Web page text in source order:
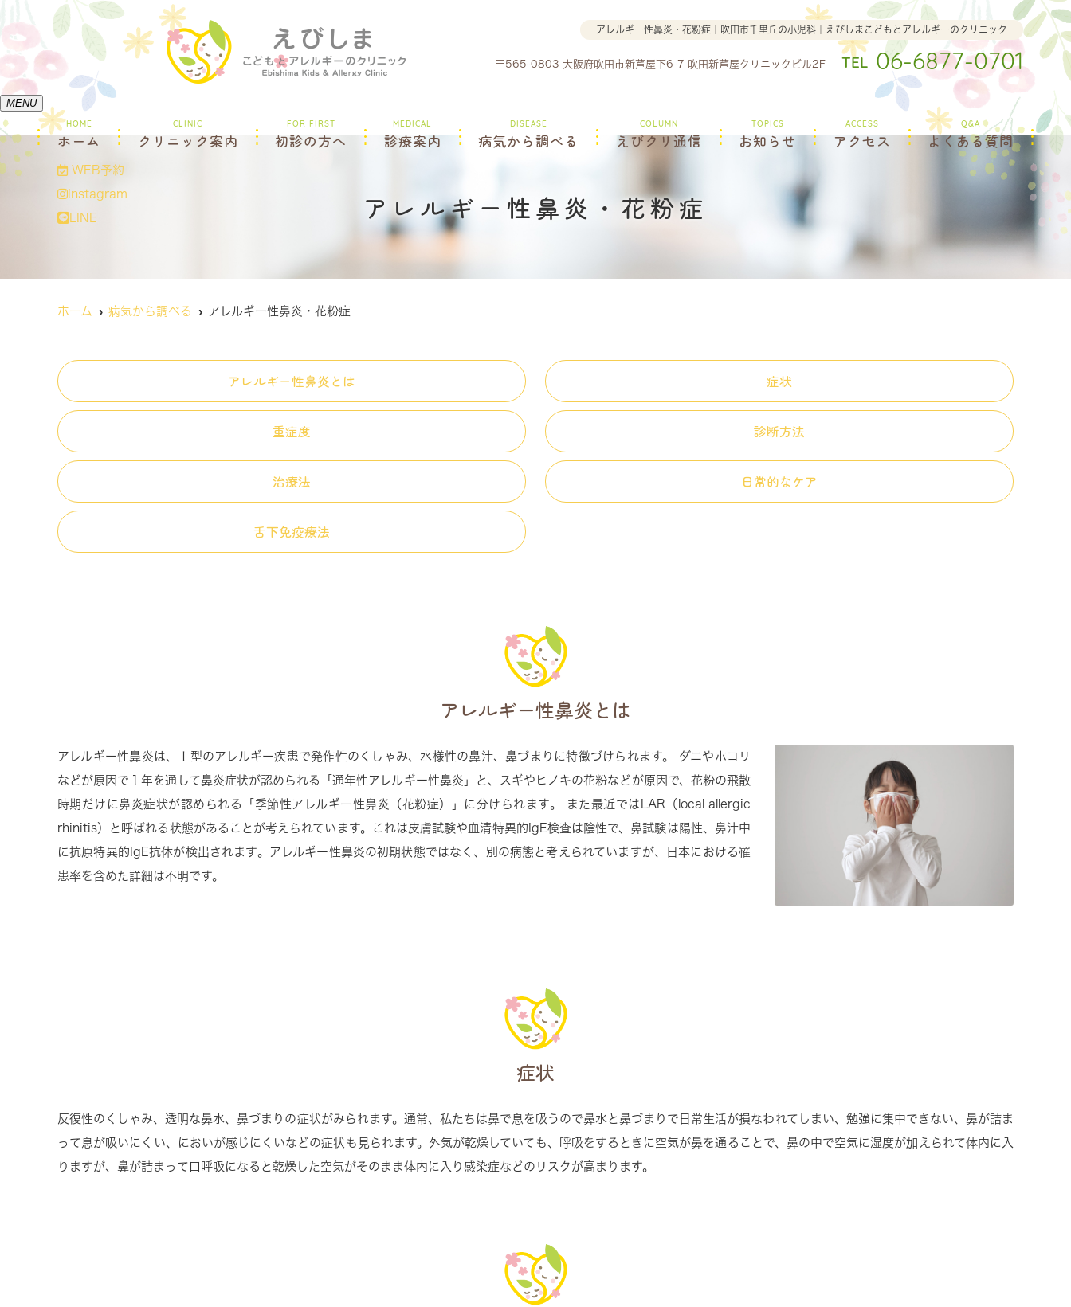
アレルギー性鼻炎・花粉症｜吹田市千里丘の小児科｜えびしまこどもとアレルギーのクリニック
〒565-0803 大阪府吹田市新芦屋下6-7 吹田新芦屋クリニックビル2F TEL 06-6877-0701
MENU
HOME
ホーム
CLINIC
クリニック案内
FOR FIRST
初診の方へ
MEDICAL
診療案内
DISEASE
病気から調べる
COLUMN
えびクリ通信
TOPICS
お知らせ
ACCESS
アクセス
Q&A
よくある質問
WEB予約
Instagram
LINE
アレルギー性鼻炎・花粉症
ホーム 病気から調べる アレルギー性鼻炎・花粉症
アレルギー性鼻炎とは 症状
重症度 診断方法
治療法 日常的なケア
舌下免疫療法
アレルギー性鼻炎とは
アレルギー性鼻炎は、Ⅰ型のアレルギー疾患で発作性のくしゃみ、水様性の鼻汁、鼻づまりに特徴づけられます。 ダニやホコリ
などが原因で１年を通して鼻炎症状が認められる「通年性アレルギー性鼻炎」と、スギやヒノキの花粉などが原因で、花粉の飛散
時期だけに鼻炎症状が認められる「季節性アレルギー性鼻炎（花粉症）」に分けられます。 また最近ではLAR（local allergic
rhinitis）と呼ばれる状態があることが考えられています。これは皮膚試験や血清特異的IgE検査は陰性で、鼻試験は陽性、鼻汁中
に抗原特異的IgE抗体が検出されます。アレルギー性鼻炎の初期状態ではなく、別の病態と考えられていますが、日本における罹
患率を含めた詳細は不明です。
症状
反復性のくしゃみ、透明な鼻水、鼻づまりの症状がみられます。通常、私たちは鼻で息を吸うので鼻水と鼻づまりで日常生活が損なわれてしまい、勉強に集中できない、鼻が詰ま
って息が吸いにくい、においが感じにくいなどの症状も見られます。外気が乾燥していても、呼吸をするときに空気が鼻を通ることで、鼻の中で空気に湿度が加えられて体内に入
りますが、鼻が詰まって口呼吸になると乾燥した空気がそのまま体内に入り感染症などのリスクが高まります。